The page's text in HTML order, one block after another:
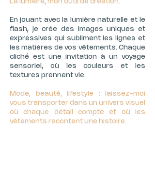
La lumière, mon outil de création.
En jouant avec la lumière naturelle et le
flash, je crée des images uniques et
expressives qui subliment les lignes et
les matières de vos vêtements. Chaque
cliché est une invitation à un voyage
sensoriel, où les couleurs et les
textures prennent vie.
Mode, beauté, lifestyle : laissez-moi
vous transporter dans un univers visuel
où chaque détail compte et où les
vêtements racontent une histoire.